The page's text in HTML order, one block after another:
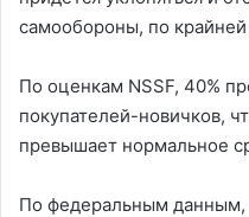
самообороны, по
По оценкам NSSF, 40%
покупателей-новичков,
превышает нормальное
По федеральным данным,